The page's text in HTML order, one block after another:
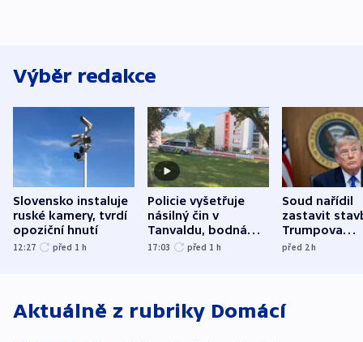
Výběr redakce
Slovensko instaluje
ruské kamery, tvrdí
opoziční hnutí
12:27 před 1 h
Policie vyšetřuje
násilný čin v
Tanvaldu, bodná
zranění při něm
17:03 před 1 h
Soud nařídil
zastavit
Trumpova
tanečního
před 2h
Aktuálně z rubriky Domácí